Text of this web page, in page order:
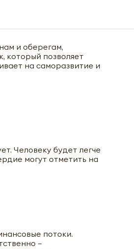
и оберегам,
который позволяет
на саморазвитие и
Человеку будет легче
могут отметить на
потоки.
–